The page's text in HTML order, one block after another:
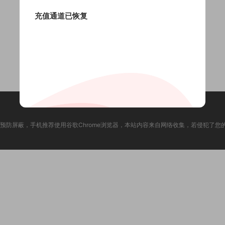
预防屏蔽，手机推荐使用谷歌Chrome浏览器，本站内容来自网络收集，若侵犯了您
充值通道已恢复